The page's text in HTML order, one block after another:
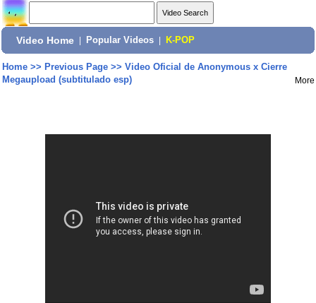
Video Home Popular Videos K-POP
Home>> Previous Page>> Video Oficial de Anonymous x Cierre
Megaupload (subtitulado esp)
More